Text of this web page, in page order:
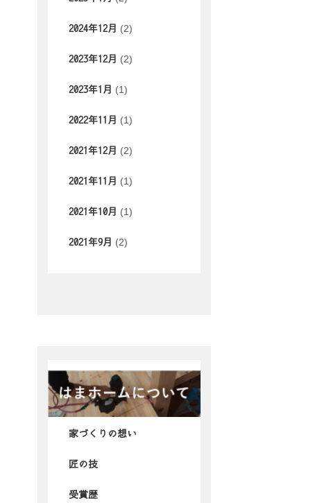
2024年12月 (2)
2023年12月 (2)
2023年1月 (1)
2022年11月 (1)
2021年12月 (2)
2021年11月 (1)
2021年10月 (1)
2021年9月 (2)
家づくりの想い
匠の技
受賞歴